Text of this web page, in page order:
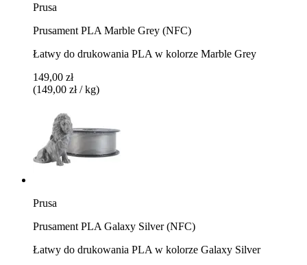
Prusa
Prusament PLA Marble Grey (NFC)
Łatwy do drukowania PLA w kolorze Marble Grey
149,00 zł
(149,00 zł / kg)
Prusa
Prusament PLA Galaxy Silver (NFC)
Łatwy do drukowania PLA w kolorze Galaxy Silver